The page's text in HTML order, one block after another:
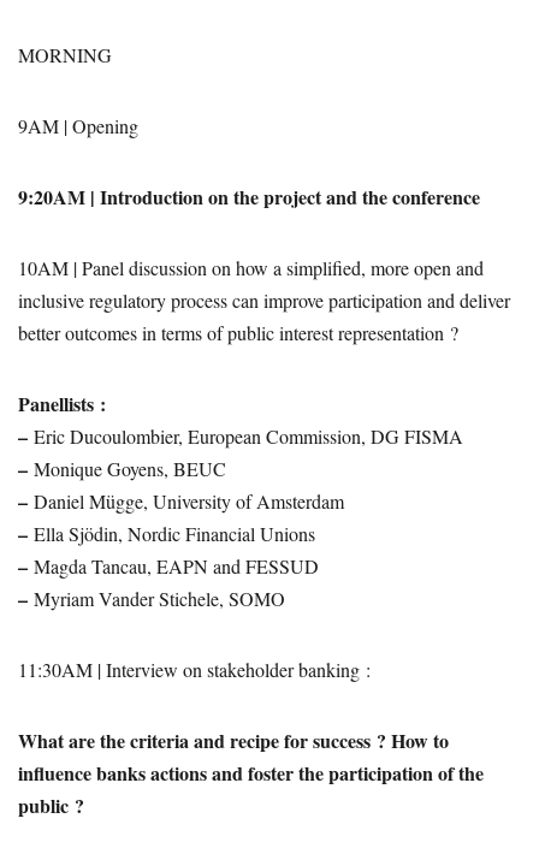
MORNING
9AM | Opening
9:20AM | Introduction on the project and the conference
10AM | Panel discussion on how a simplified, more open and
inclusive regulatory process can improve participation and deliver
better outcomes in terms of public interest representation ?
Panellists :
– Eric Ducoulombier, European Commission, DG FISMA
– Monique Goyens, BEUC
– Daniel Mügge, University of Amsterdam
– Ella Sjödin, Nordic Financial Unions
– Magda Tancau, EAPN and FESSUD
– Myriam Vander Stichele, SOMO
11:30AM | Interview on stakeholder banking :
What are the criteria and recipe for success ? How to
influence banks actions and foster the participation of the
public ?